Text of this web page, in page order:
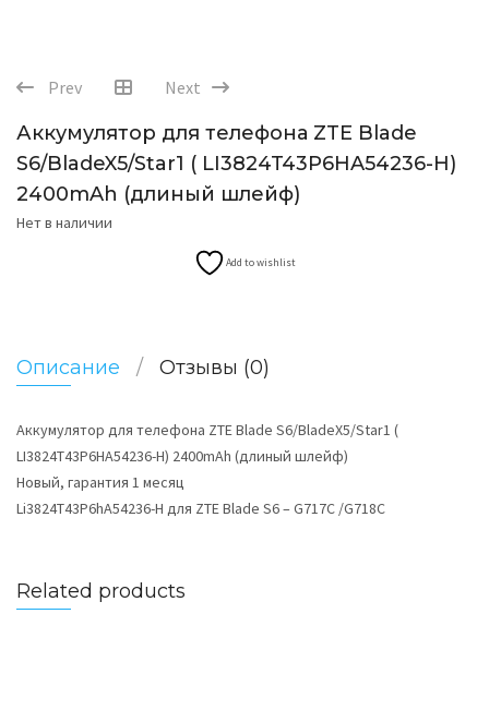
Prev Next
Аккумулятор для телефона ZTE Blade
S6/BladeX5/Star1 ( LI3824T43P6HA54236-H)
2400mAh (длиный шлейф)
Нет в наличии
Add to wishlist
Описание Отзывы (0)
Аккумулятор для телефона ZTE Blade S6/BladeX5/Star1 (
LI3824T43P6HA54236-H) 2400mAh (длиный шлейф)
Новый, гарантия 1 месяц
Li3824T43P6hA54236-H для ZTE Blade S6 – G717C /G718C
Related products